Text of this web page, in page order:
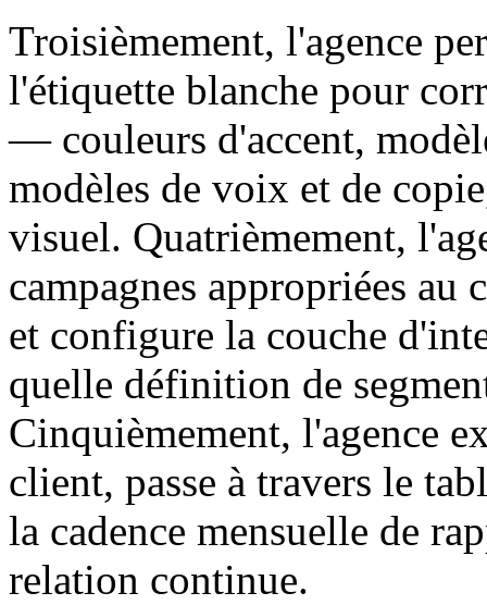
Troisièmement, l'agence
l'étiquette blanche pour
— couleurs d'accent,
modèles de voix et de
visuel. Quatrièmement,
campagnes appropriées
et configure la couche
quelle définition de
Cinquièmement, l'agence
client, passe à travers le
la cadence mensuelle de
relation continue.